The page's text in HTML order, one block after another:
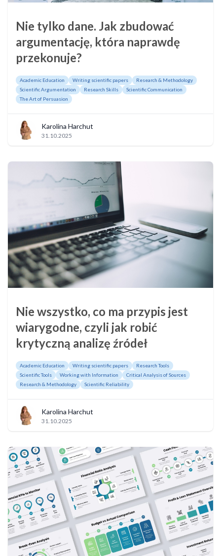
Nie tylko dane. Jak zbudować
argumentację, która naprawdę
przekonuje?
Academic Education Writing scientific papers
Research & Methodology
Scientific Argumentation
Research Skills
Scientific Communication
The Art of Persuasion
Karolina Harchut
31.10.2025
Nie wszystko, co ma przypis jest
wiarygodne, czyli jak robić
krytyczną analizę źródeł
Academic Education Writing scientific papers
Research Tools
Scientific Tools
Working with Information
Critical Analysis of Sources
Research & Methodology
Scientific Reliability
Karolina Harchut
31.10.2025